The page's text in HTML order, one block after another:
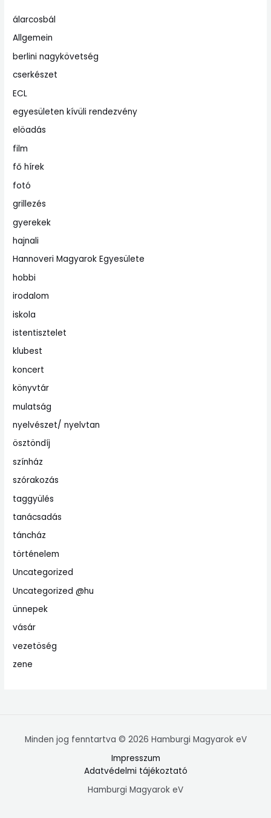
álarcosbál
Allgemein
berlini nagykövetség
cserkészet
ECL
egyesületen kívüli rendezvény
elöadás
film
fő hírek
fotó
grillezés
gyerekek
hajnali
Hannoveri Magyarok Egyesülete
hobbi
irodalom
iskola
istentisztelet
klubest
koncert
könyvtár
mulatság
nyelvészet/ nyelvtan
ösztöndíj
színház
szórakozás
taggyülés
tanácsadás
táncház
történelem
Uncategorized
Uncategorized @hu
ünnepek
vásár
vezetöség
zene
Minden jog fenntartva © 2026 Hamburgi Magyarok eV
Impresszum
Adatvédelmi tájékoztató
Hamburgi Magyarok eV